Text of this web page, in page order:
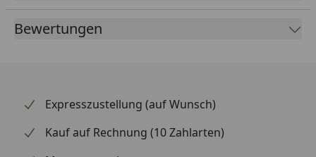
Sollte Ihnen nicht bekannt sein, wo Sie die
Abmessungen oder Gewichte zu den Ersatzteilen
handelt (wir bestellen das Produkt bei Weber, sobald
Bewertungen
Expresszustellung (auf Wunsch)
Kauf auf Rechnung (10 Zahlarten)